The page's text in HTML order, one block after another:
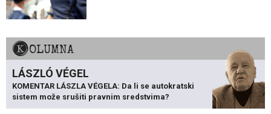
KOLUMNA
LÁSZLÓ VÉGEL
KOMENTAR LÁSZLA VÉGELA: Da li se autokratski
sistem može srušiti pravnim sredstvima?